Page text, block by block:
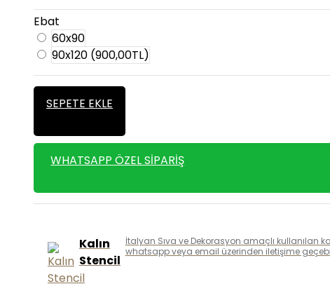
Ebat
60x90
90x120 (900,00TL)
SEPETE EKLE
WHATSAPP ÖZEL SIPARIŞ
Kalın
Stencil
İtalyan Sıva ve Dekorasyon amaçlı kullanılan
whatsapp veya email üzerinden iletişime